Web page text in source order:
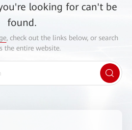
looking for can't be
found.
, check out the links below, or search
the entire website.